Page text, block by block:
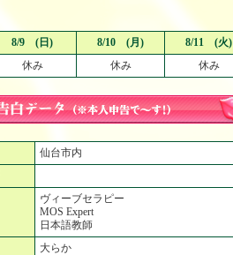
8/9 (日) 8/10 (月) 8/11 (火)
休み 休み 休み
仙台市内
ヴィーブセラピー
MOS Expert
日本語教師
大らか